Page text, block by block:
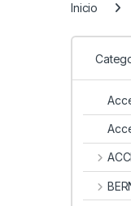
Inicio